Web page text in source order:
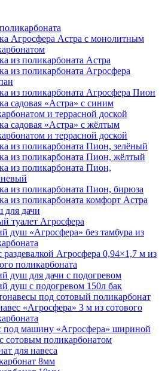
Агросфера Астра с монолитным
из поликарбоната Астра
из поликарбоната Агросфера
из поликарбоната Агросфера Пион
садовая «Астра» с синим
и террасной доской
садовая «Астра» с жёлтым
и террасной доской
из поликарбоната Пион, зелёный
из поликарбоната Пион, жёлтый
из поликарбоната Пион,
из поликарбоната Пион, бирюза
из поликарбоната комфорт Астра
дачи
туалет Агросфера
душ «Агросфера» без тамбура из
Агросфера 0,94×1,7 м из
поликарбоната
душ для дачи с подогревом
душ с подогревом 150л бак
под сотовый поликарбонат
«Агросфера» 3 м из сотового
под машину «Агросфера» шириной
сотовым поликарбонатом
для навеса
8мм